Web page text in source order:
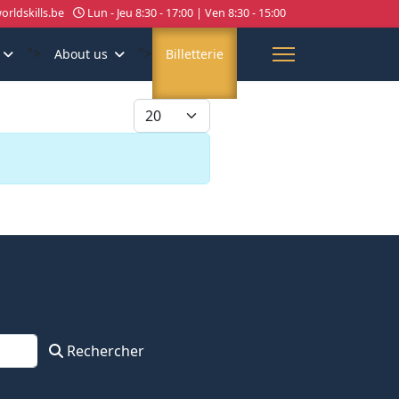
Lun - Jeu 8:30 - 17:00 | Ven 8:30 - 15:00
"> About us "> Billetterie
Afficher #
Rechercher